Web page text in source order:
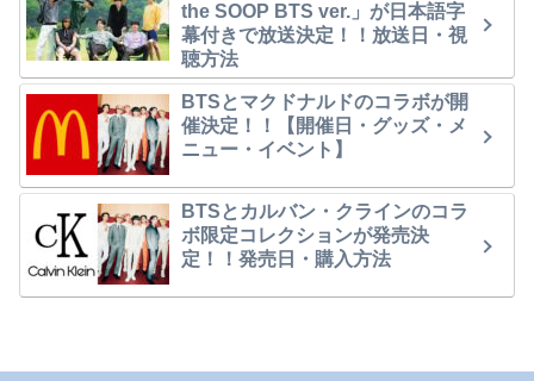
the SOOP BTS ver.」が日本語字
幕付きで放送決定！！放送日・視
聴方法
BTSとマクドナルドのコラボが開
催決定！！【開催日・グッズ・メ
ニュー・イベント】
BTSとカルバン・クラインのコラ
ボ限定コレクションが発売決
定！！発売日・購入方法